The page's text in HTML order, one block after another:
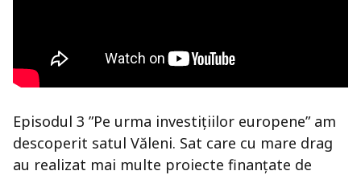
Episodul 3 ”Pe urma investițiilor europene” am
descoperit satul Văleni. Sat care cu mare drag
au realizat mai multe proiecte finanțate de